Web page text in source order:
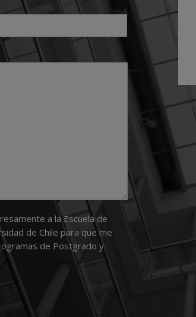
a la Escuela de
de Chile para que me
de Postgrado y